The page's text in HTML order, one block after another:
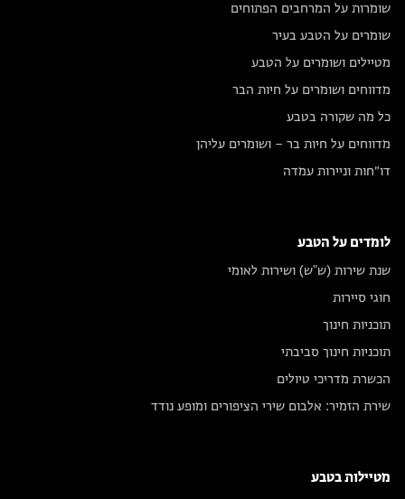
שומרות על המרחבים הפתוחים
שומרים על הטבע בעיר
מטיילים ושומרים על הטבע
מדווחים ושומרים על חיות הבר
כל מה שקורה בטבע
מדווחים על חיות בר – ושומרים עליהן
דו״חות וניירות עמדה
לומדים על הטבע
שנת שירות (ש"ש) ושירות לאומי
חוגי סיירות
תוכניות חינוך
תוכניות חינוך סביבתי
הכשרת מדריכי טיולים
שירת הזמיר: אלבום שירי הציפורים ומופע נודד
מטיילות בטבע